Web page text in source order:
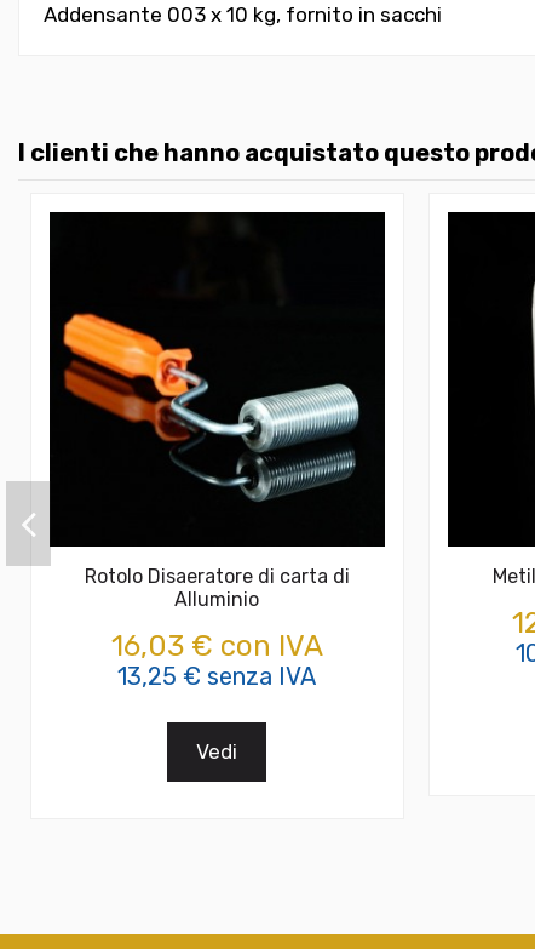
Addensante 003 x 10 kg, fornito in sacchi
I clienti che hanno acquistato questo
Rotolo Disaeratore di carta di
Alluminio
16,03 € con IVA
13,25 € senza IVA
Vedi